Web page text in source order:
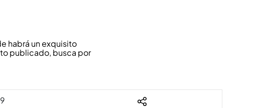
habrá un exquisito
publicado, busca por